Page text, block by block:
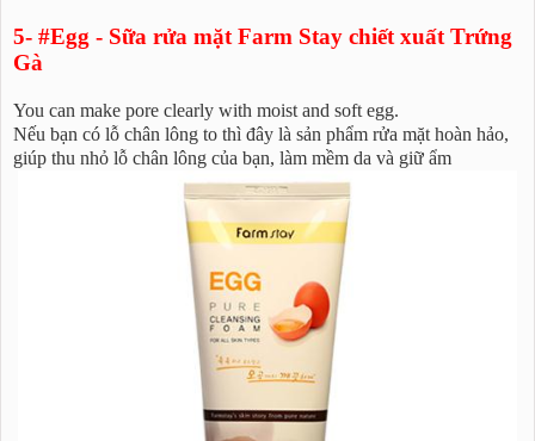
5- #Egg - Sữa rửa mặt Farm Stay chiết xuất Trứng
Gà
You can make pore clearly with moist and soft egg.
Nếu bạn có lỗ chân lông to thì đây là sản phẩm rửa mặt hoàn hảo,
giúp thu nhỏ lỗ chân lông của bạn, làm mềm da và giữ ẩm